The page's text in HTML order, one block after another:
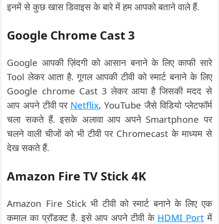
इनमें से कुछ खास डिवाइस के बारे में हम आपको बताने वाले हैं.
Google Chrome Cast 3
Google आपकी ज़िंदगी को आसान बनाने के लिए काफी सारे
Tool लेकर आता है. गूगल आपकी टीवी को स्मार्ट बनाने के लिए
Google chrome Cast 3 लेकर आया है जिसकी मदद से
आप अपने टीवी पर Netflix, YouTube जैसे विडियो प्लेटफॉर्म
चला सकते हैं. इसके अलावा आप अपने Smartphone पर
चलने वाली चीजों को भी टीवी पर Chromecast के माध्यम से
देख सकते हैं.
Amazon Fire TV Stick 4K
Amazon Fire Stick भी टीवी को स्मार्ट बनाने के लिए एक
कमाल का प्रॉडक्ट है. इसे आप अपने टीवी के HDMI Portमें